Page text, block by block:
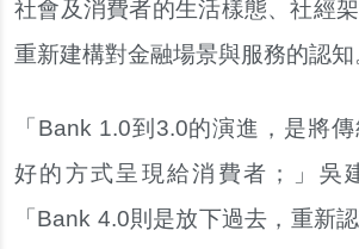
社會及消費者的生活樣態、社經
重新建構對金融場景與服務的認知
「Bank 1.0到3.0的演進，是將
好的方式呈現給消費者；」吳
「Bank 4.0則是放下過去，重新